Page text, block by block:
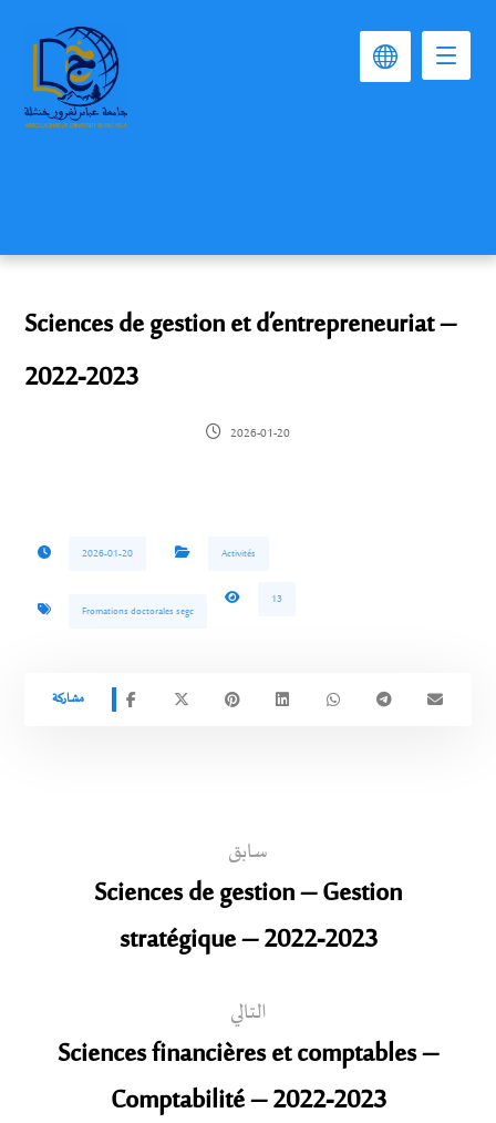
Sciences de gestion et d’entrepreneuriat –
2022-2023
2026-01-20
2026-01-20 Activités
Fromations doctorales segc
13
سابق
Sciences de gestion – Gestion
stratégique – 2022-2023
التالي
Sciences financières et comptables –
Comptabilité – 2022-2023